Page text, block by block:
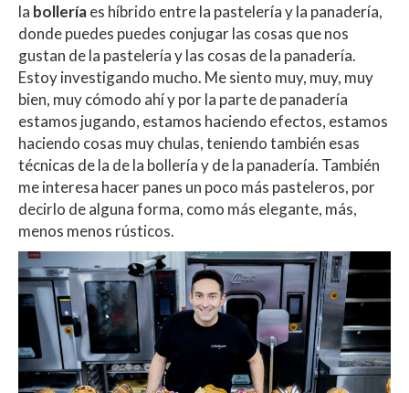
la bolleríaes híbrido entre la pastelería y la panadería,
donde puedes puedes conjugar las cosas que nos
gustan de la pastelería y las cosas de la panadería.
Estoy investigando mucho. Me siento muy, muy, muy
bien, muy cómodo ahí y por la parte de panadería
estamos jugando, estamos haciendo efectos, estamos
haciendo cosas muy chulas, teniendo también esas
técnicas de la de la bollería y de la panadería. También
me interesa hacer panes un poco más pasteleros, por
decirlo de alguna forma, como más elegante, más,
menos menos rústicos.